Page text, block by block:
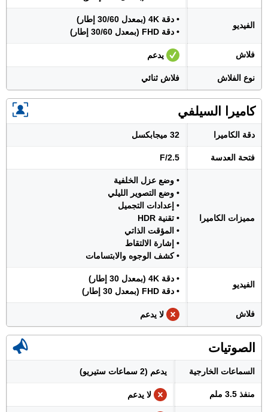
الفيديو
• دقة 4K (بمعدل 30/60 إطار)
• دقة FHD (بمعدل 30/60 إطار)
فلاش يدعم
نوع الفلاش فلاش ثنائي
كاميرا السيلفي
دقة الكاميرا 32 ميجابكسل
فتحة العدسة F/2.5
مميزات الكاميرا
• وضع عزل الخلفية
• وضع التصوير الليلي
• إعدادات التجميل
• تقنية HDR
• المؤقت الذاتي
• إشارة الالتقاط
• كشف الوجوه والابتسامات
الفيديو
• دقة 4K (بمعدل 30 إطار)
• دقة FHD (بمعدل 30 إطار)
فلاش لا يدعم
الصوتيات
السماعات الخارجية يدعم (2 سماعات ستيريو)
منفذ 3.5 ملم لا يدعم